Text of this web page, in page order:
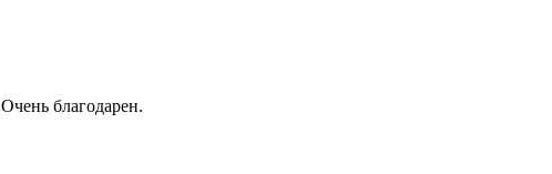
благодарен.